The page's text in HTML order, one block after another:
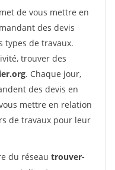
de vous mettre en
des devis
types de travaux.
trouver des
. Chaque jour,
des devis en
mettre en relation
de travaux pour leur
du réseau trouver-